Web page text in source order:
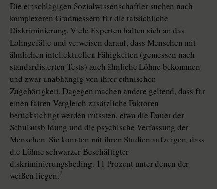
Die einschlägigen Sozialwissenschaftler suchen nach
komplexeren Gradmessern für die tatsächliche
Diskriminierung. Viele Experten halten sich an das
Lohngefälle und verweisen darauf, dass Menschen mit
ähnlichen intellektuellen Fähigkeiten (gemessen nach
standardisierten Tests) auch ähnliche Löhne bekommen,
und zwar unabhängig von ihrer ethnischen
Zugehörigkeit. Dagegen machen andere geltend, dass für
einen fairen Vergleich zusätzliche Faktoren
berücksichtigt werden müssten, etwa die Dauer der
Schulausbildung und die psychische Verfassung der
Menschen. Sie konnten mit ihren Studien aufzeigen, dass
die Löhne schwarzer Beschäftigter
diskriminierungsbedingt 11 Prozent unter denen der
weißen liegen.2